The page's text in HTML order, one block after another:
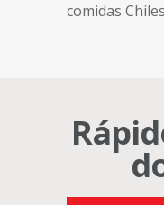
comidas